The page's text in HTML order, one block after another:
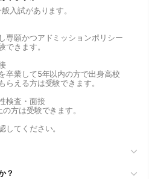
入試があります。
専願かつアドミッションポリシー
できます。
卒業して5年以内の方で出身高校
らえる方は受験できます。
検査・面接
方は受験できます。
してください。
？